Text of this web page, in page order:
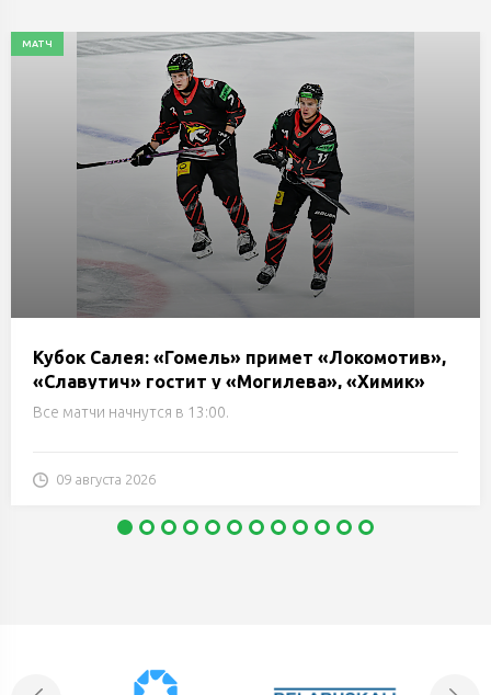
МАТЧ
Кубок Салея: «Гомель» примет «Локомотив»,
«Славутич» гостит у «Могилева», «Химик»
сразится с «Металлургом». Трансляции и
Все матчи начнутся в 13:00.
09 августа 2026